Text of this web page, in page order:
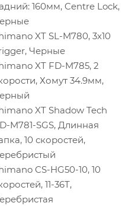
160мм, Centre Lock,
XT SL-M780, 3x10
Черные
XT FD-M785, 2
Хомут 34.9мм,
XT Shadow Tech
M781-SGS, Длинная
10 скоростей,
CS-HG50-10, 10
11-36T,